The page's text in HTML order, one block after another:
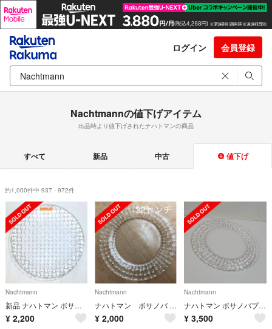
ログイン 会員登録
Nachtmannの値下げアイテム
出品時より値下げされたナハトマンの商品
すべて 新品 中古 値下げ
約1,000件中 937 - 972件
Nachtmann
新品 ナハトマン ボサノバ 23cm 1枚 プレート クリア クリスタル サラダ
¥ 2,200
Nachtmann
ナハトマン ボサノバ ラージプレート 32cm
¥ 2,000
Nachtmann
ナハトマン ボサノバプレート 2枚
¥ 3,500